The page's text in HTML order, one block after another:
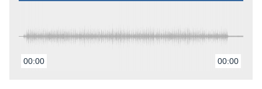
00:00 00:00